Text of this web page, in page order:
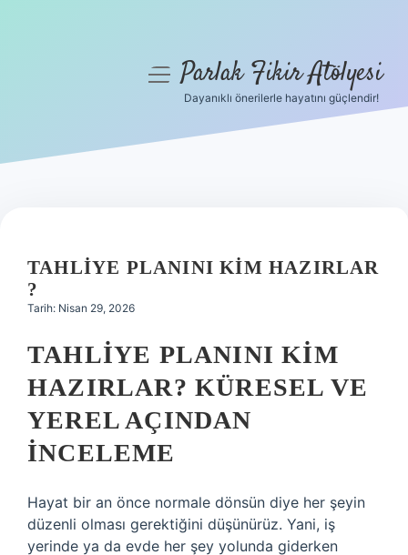
Hakkımızda
menüyüParlak Fikir Atölyesi
Dayanıklı önerilerle hayatını güçlendir!
TAHLIYE PLANINI KIM HAZIRLAR
?
Tarih: Nisan 29, 2026
TAHLIYE PLANINI KIM
HAZIRLAR? KÜRESEL VE
YEREL AÇINDAN
İNCELEME
Hayat bir an önce normale dönsün diye her şeyin
düzenli olması gerektiğini düşünürüz. Yani, iş
yerinde ya da evde her şey yolunda giderken